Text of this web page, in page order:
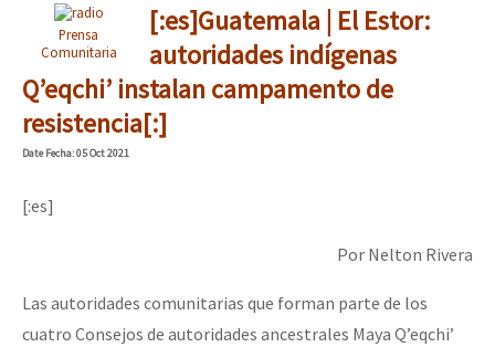
Prensa
Comunitaria
[:es]Guatemala | El Estor:
autoridades indígenas
Q’eqchi’ instalan campamento de
resistencia[:]
DateFecha: 05 Oct 2021
[:es]
Por Nelton Rivera
Las autoridades comunitarias que forman parte de los
cuatro Consejos de autoridades ancestrales Maya Q’eqchi’